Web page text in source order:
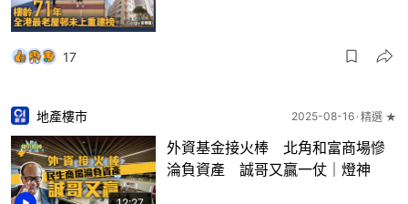
17
地產樓市 2025-08-16 精選 ★
外資基金接火棒 北角和富商場慘
淪負資產 誠哥又贏一仗｜燈神